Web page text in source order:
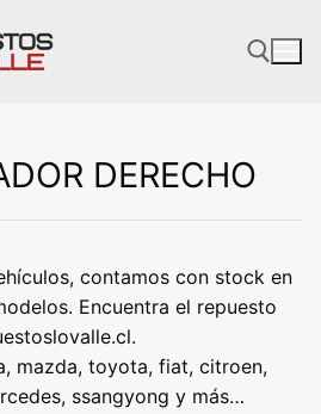
DERECHO
contamos con stock en
Encuentra el repuesto
mazda, toyota, fiat, citroen,
ssangyong y más…